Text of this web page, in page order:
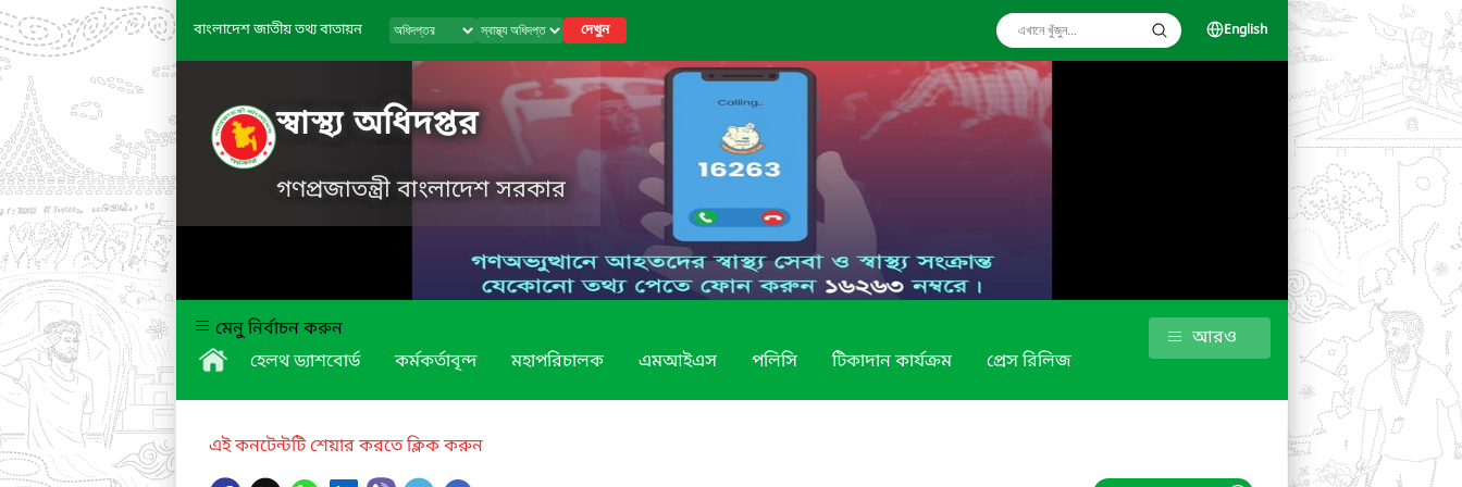
বাংলাদেশ জাতীয় তথ্য বাতায়ন দেখুন English
স্বাস্থ্য অধিদপ্তর
গণপ্রজাতন্ত্রী বাংলাদেশ সরকার
মেনু নির্বাচন করুন
হেলথ ড্যাশবোর্ড
কর্মকর্তাবৃন্দ মহাপরিচালক এমআইএস পলিসি টিকাদান কার্যক্রম প্রেস রিলিজ
আরও
এই কনটেন্টটি শেয়ার করতে ক্লিক করুন